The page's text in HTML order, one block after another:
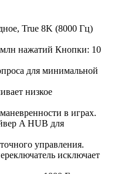
True 8K (8000 Гц)
нажатий Кнопки: 10
для минимальной
низкое
в играх.
A HUB для
управления.
исключает